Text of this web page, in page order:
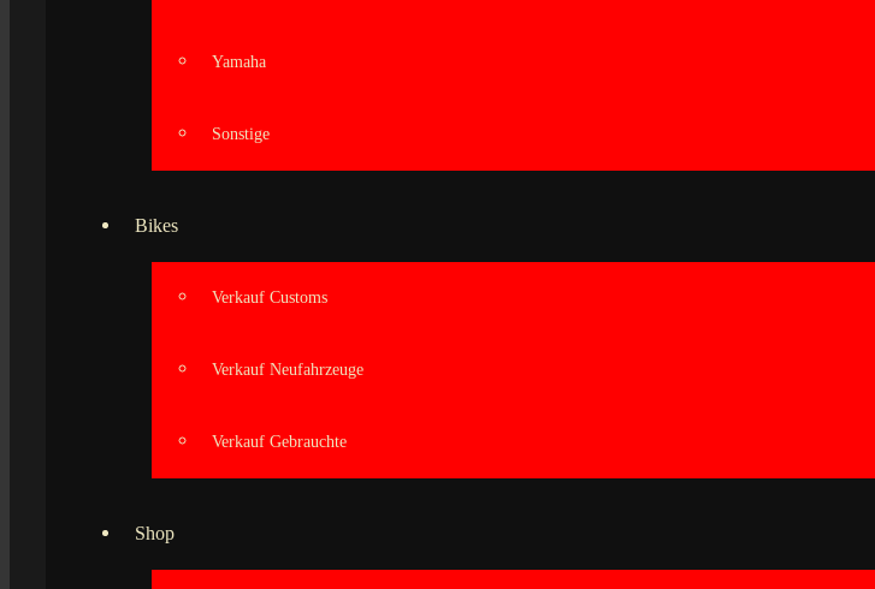
Yamaha
Sonstige
Bikes
Verkauf Customs
Verkauf Neufahrzeuge
Verkauf Gebrauchte
Shop